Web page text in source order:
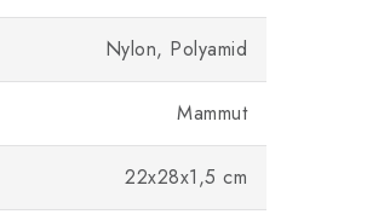
Nylon, Polyamid
Mammut
22x28x1,5 cm